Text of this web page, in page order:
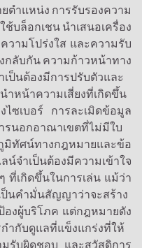
ตำแหน่ง การรับรองความ
บล็อกเชน นำเสนอเครื่อง
วามโปร่งใส และความรับ
กลับกัน ความก้าวหน้าทาง
เป็นต้องมีการปรับตัวและ
นำหน้าความเสี่ยงที่เกิดขึ้น
ซเบอร์ การละเมิดข้อมูล
รนอกอาณาเขตที่ไม่มีใบ
ศน์ทางกฎหมายและข้อ
น์จำเป็นต้องมีความเข้าใจ
ที่เกิดขึ้นในการเล่น แม้ว่า
นคำมั่นสัญญาว่าจะสร้าง
องผู้บริโภค แต่กฎหมายดัง
ำกับดูแลที่แข็งแกร่งที่ให้
รับผิดชอบ และสวัสดิการ